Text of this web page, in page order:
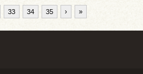
33 34 35 › »